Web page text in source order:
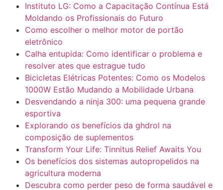
Instituto LG: Como a Capacitação Contínua Está
Moldando os Profissionais do Futuro
Como escolher o melhor motor de portão
eletrônico
Calha entupida: Como identificar o problema e
resolver ates que estrague tudo
Bicicletas Elétricas Potentes: Como os Modelos
1000W Estão Mudando a Mobilidade Urbana
Desvendando a ninja 300: uma pequena grande
esportiva
Explorando os benefícios da ghdrol na
composição de suplementos
Transform Your Life: Tinnitus Relief Awaits You
Os benefícios dos sistemas autopropelidos na
agricultura moderna
Descubra como perder peso de forma saudável e